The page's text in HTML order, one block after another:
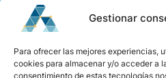
Gestionar
Para ofrecer las mejores experiencias,
cookies para almacenar y/o acceder a
consentimiento de estas tecnologías
Quiénes somos
Envíanos un mensaje